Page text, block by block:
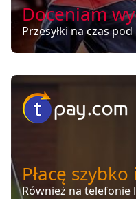
Doceniam
Przesyłki na czas
Płacę
Również na telefonie